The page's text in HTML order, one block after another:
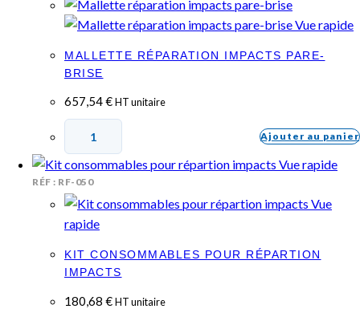
Vue rapide
MALLETTE RÉPARATION IMPACTS PARE-
BRISE
657,54€ HT unitaire
Ajouter au panier
Vue rapide
RÉF : RF-050
Vue
rapide
KIT CONSOMMABLES POUR RÉPARTION
IMPACTS
180,68 € HT unitaire